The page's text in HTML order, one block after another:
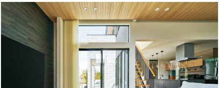
テクノロジー（住まいの性能）
建築事例・建築実例
デザイナーズギャラリー
賃貸住宅
賃貸併用住宅
店舗・各種施設
土地活用モデルルーム見学
戸建て・マンション
ミサワリフォームとは
リフォームメニュー
まちづくり
複合開発・投資開発
複合開発事業（ASMACI-アスマチ-）
オーナーサポート